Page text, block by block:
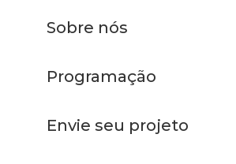
Sobre nós
Programação
Envie seu projeto